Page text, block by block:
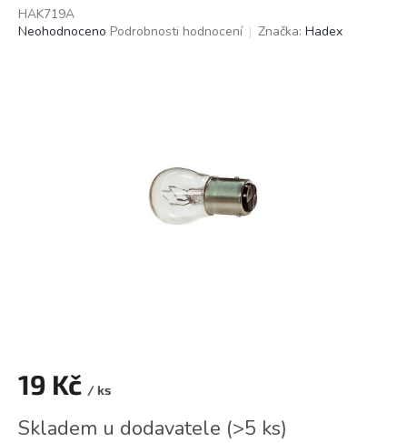
HAK719A
Průměrné
Neohodnoceno Podrobnosti hodnocení Značka: Hadex
19 Kč / ks
cena:
Skladem u dodavatele (>5 ks)